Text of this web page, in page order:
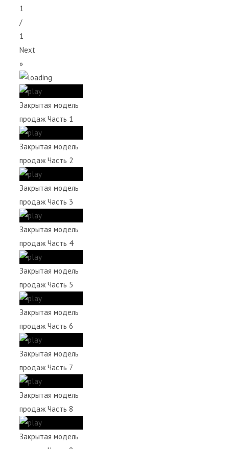
1
/
1
Next
»
Закрытая модель
продаж Часть 1
Закрытая модель
продаж Часть 2
Закрытая модель
продаж Часть 3
Закрытая модель
продаж Часть 4
Закрытая модель
продаж Часть 5
Закрытая модель
продаж Часть 6
Закрытая модель
продаж Часть 7
Закрытая модель
продаж Часть 8
Закрытая модель